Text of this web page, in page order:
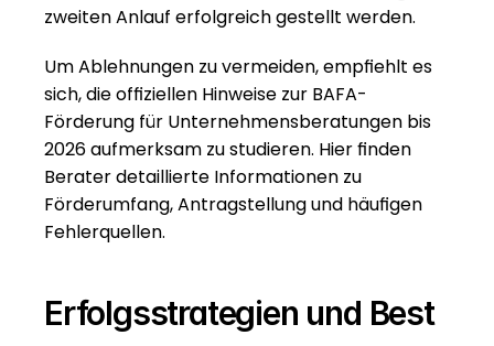
zweiten Anlauf erfolgreich gestellt werden.
Um Ablehnungen zu vermeiden, empfiehlt es
sich, die offiziellen Hinweise zur BAFA-
Förderung für Unternehmensberatungen bis
2026 aufmerksam zu studieren. Hier finden
Berater detaillierte Informationen zu
Förderumfang, Antragstellung und häufigen
Fehlerquellen.
Erfolgsstrategien und Best